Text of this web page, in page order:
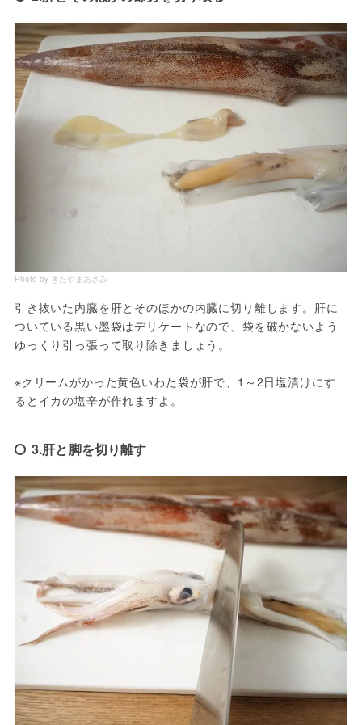
Photo by きたやまあさみ
引き抜いた内臓を肝とそのほかの内臓に切り離します。肝に
ついている黒い墨袋はデリケートなので、袋を破かないよう
ゆっくり引っ張って取り除きましょう。
※クリームがかった黄色いわた袋が肝で、1～2日塩漬けにす
るとイカの塩辛が作れますよ。
3.肝と脚を切り離す